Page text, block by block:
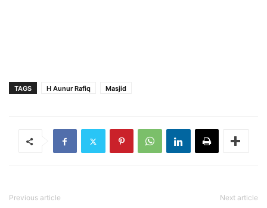
TAGS H Aunur Rafiq Masjid
Previous article Next article